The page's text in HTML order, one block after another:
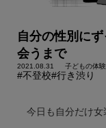
自分の性別に
会うまで
2021.08.31 子どもの体
#不登校#行き渋り
今日も自分だけ